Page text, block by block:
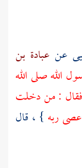
عن عبادة بن
الله صلى الله
فقال : من دخلت
ربه } ، قال